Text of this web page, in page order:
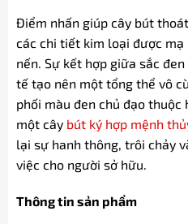
Điểm nhấn giúp cây bút
các chi tiết kim loại được mạ
nến. Sự kết hợp giữa sắc
tế tạo nên một tổng thể vô
phối màu đen chủ đạo thuộc
một cây bút ký hợp mệnh
lại sự hanh thông, trôi chảy
việc cho người sở hữu.
Thông tin sản phẩm